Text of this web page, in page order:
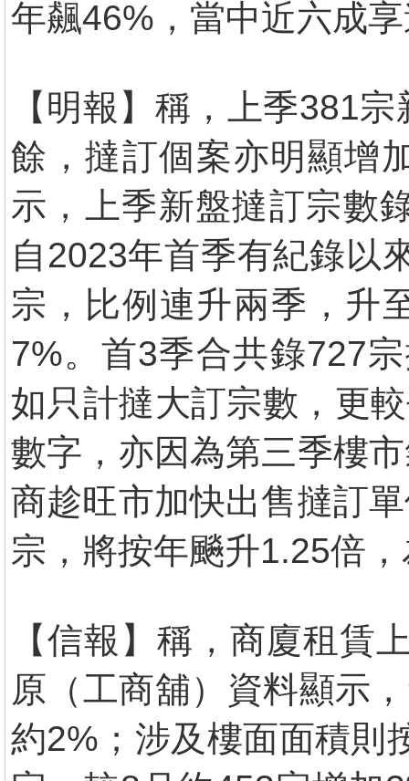
年飆46%，當中近六成
【明報】稱，上季381
餘，撻訂個案亦明顯增
示，上季新盤撻訂宗數
自2023年首季有紀錄以
宗，比例連升兩季，升
7%。首3季合共錄727
如只計撻大訂宗數，更
數字，亦因為第三季樓
商趁旺市加快出售撻訂
宗，將按年飈升1.25倍
【信報】稱，商廈租賃
原（工商舖）資料顯示
約2%；涉及樓面面積則